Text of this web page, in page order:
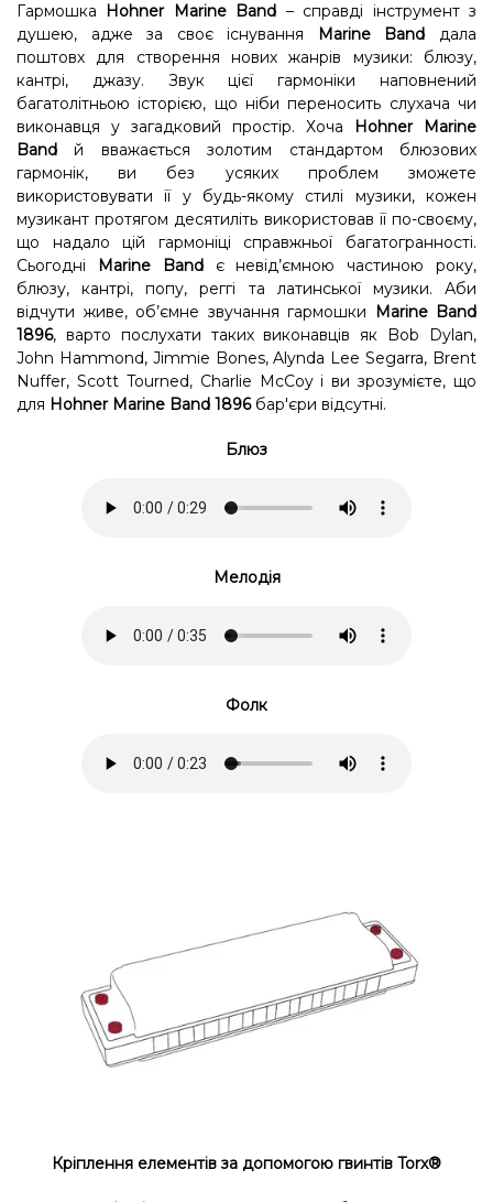
Гармошка Hohner Marine Band – справді інструмент з
душею, адже за своє існування Marine Band дала
поштовх для створення нових жанрів музики: блюзу,
кантрі, джазу. Звук цієї гармоніки наповнений
багатолітньою історією, що ніби переносить слухача чи
виконавця у загадковий простір. Хоча
Hohner Marine
Band й вважається золотим стандартом блюзових
гармонік, ви без усяких проблем зможете
використовувати її у будь-якому стилі музики, кожен
музикант протягом десятиліть використовав її по-своєму,
що надало цій гармоніці справжньої багатогранності.
Сьогодні
Marine Bandє невід’ємною частиною року,
блюзу, кантрі, попу, реггі та латинської музики. Аби
відчути живе, об’ємне звучання гармошки
Marine Band
1896, варто послухати таких виконавців як Bob Dylan,
John Hammond, Jimmie Bones, Alynda Lee Segarra, Brent
Nuffer, Scott Tourned, Charlie McCoy і ви зрозумієте, що
для Hohner Marine Band 1896 бар'єри відсутні.
Блюз
Мелодія
Фолк
Кріплення елементів за допомогою гвинтів Torx®